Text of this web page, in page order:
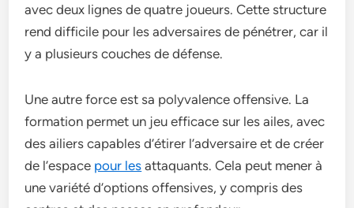
avec deux lignes de quatre joueurs. Cette structure
rend difficile pour les adversaires de pénétrer, car il
y a plusieurs couches de défense.
Une autre force est sa polyvalence offensive. La
formation permet un jeu efficace sur les ailes, avec
des ailiers capables d’étirer l’adversaire et de créer
de l’espace pour les attaquants. Cela peut mener à
une variété d’options offensives, y compris des